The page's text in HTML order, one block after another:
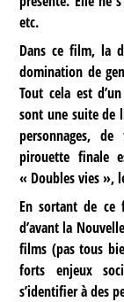
etc.
Dans ce film, la
domination de
Tout cela est
sont une suite de
personnages,
pirouette finale
« Doubles vies »,
En sortant de ce
d’avant la
films (pas tous
forts enjeux
s’identifier à des